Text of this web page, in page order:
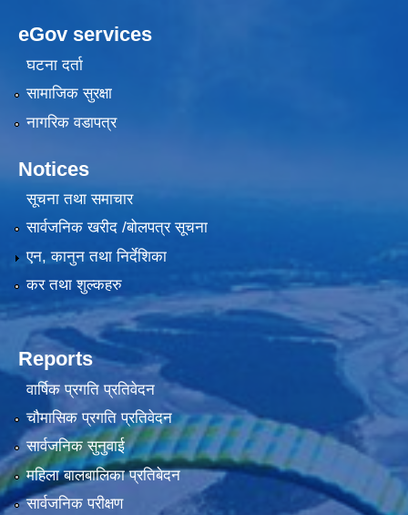
eGov services
घटना दर्ता
सामाजिक सुरक्षा
नागरिक वडापत्र
Notices
सूचना तथा समाचार
सार्वजनिक खरीद /बोलपत्र सूचना
एन, कानुन तथा निर्देशिका
कर तथा शुल्कहरु
Reports
वार्षिक प्रगति प्रतिवेदन
चौमासिक प्रगति प्रतिवेदन
सार्वजनिक सुनुवाई
महिला बालबालिका प्रतिबेदन
सार्वजनिक परीक्षण